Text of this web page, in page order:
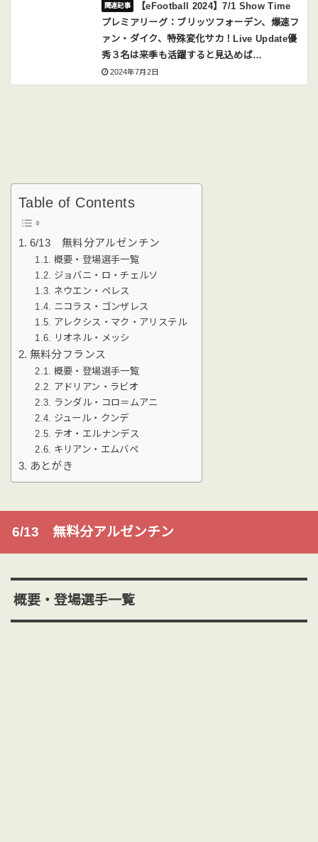
【eFootball 2024】7/1 Show Time
プレミアリーグ：ブリッツフォーデン、爆速フ
ァン・ダイク、特殊変化サカ！Live Update優
秀３名は来季も活躍すると見込めば…
2024年7月2日
Table of Contents
6/13 無料分アルゼンチン
概要・登場選手一覧
ジョバニ・ロ・チェルソ
ネウエン・ペレス
ニコラス・ゴンザレス
アレクシス・マク・アリステル
リオネル・メッシ
無料分フランス
概要・登場選手一覧
アドリアン・ラビオ
ランダル・コロ＝ムアニ
ジュール・クンデ
テオ・エルナンデス
キリアン・エムバペ
あとがき
6/13 無料分アルゼンチン
概要・登場選手一覧